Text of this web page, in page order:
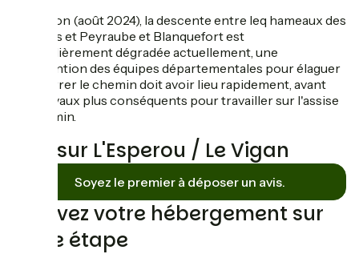
Attention (août 2024), la descente entre leq hameaux des
Bonnels et Peyraube et Blanquefort est
particulièrement dégradée actuellement, une
intervention des équipes départementales pour élaguer
et épierrer le chemin doit avoir lieu rapidement, avant
des travaux plus conséquents pour travailler sur l'assise
du chemin.
Avis sur L'Esperou / Le Vigan
Soyez le premier à déposer un avis.
Trouvez votre hébergement sur
cette étape